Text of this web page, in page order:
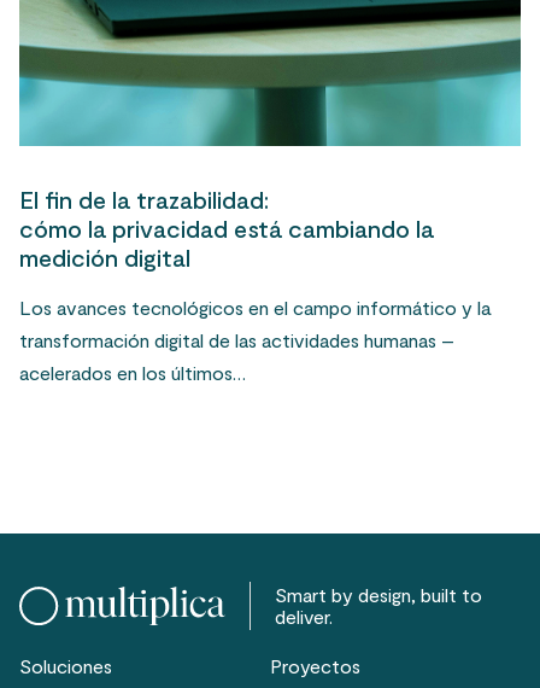
El fin de la trazabilidad:
cómo la privacidad está cambiando la
medición digital
Los avances tecnológicos en el campo informático y la
transformación digital de las actividades humanas –
acelerados en los últimos…
Smart by design, built to
deliver.
Soluciones Proyectos